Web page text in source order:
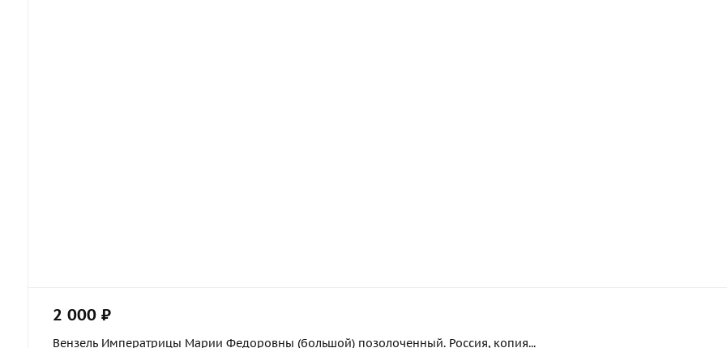
2 000 ₽
Вензель Императрицы Марии Федоровны (большой) позолоченный. Россия, копия...